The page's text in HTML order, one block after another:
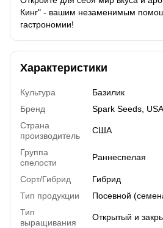
Кинг" - вашим незаменимым
гастрономии!
Характеристики
Культура
Базилик
Бренд
Spark Seeds, USA
Страна
производитель
США
Группа
спелости
Раннеспелая
Сорт/Гибрид
Гибрид
Тип продукции
Посевной
Тип
выращивания
Открытый и